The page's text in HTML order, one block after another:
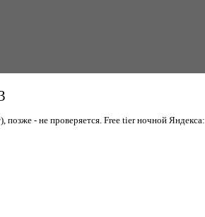
позже - не проверяется. Free tier ночной Яндекса: